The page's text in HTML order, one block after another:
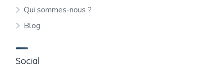
Qui sommes-nous ?
Blog
Social